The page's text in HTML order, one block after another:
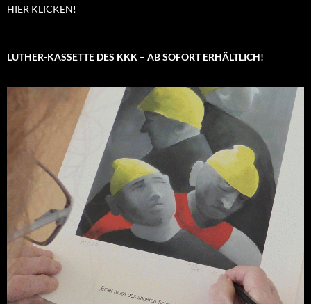
HIER KLICKEN!
LUTHER-KASSETTE DES KKK – AB SOFORT ERHÄLTLICH!